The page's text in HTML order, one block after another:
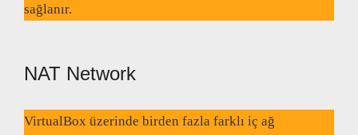
sağlanır.
NAT Network
VirtualBox üzerinde birden fazla farklı iç ağ